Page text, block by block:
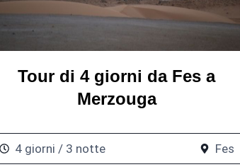
Tour di 4 giorni da Fes a
Merzouga
4 giorni / 3 notte Fes